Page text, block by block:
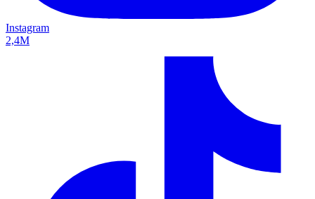
Instagram
2,4M